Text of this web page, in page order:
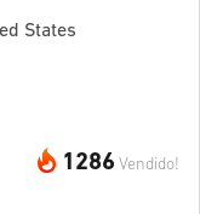
States
1286 Vendido!